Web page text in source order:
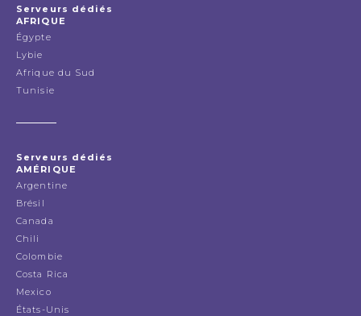
Serveurs dédiés
AFRIQUE
Égypte
Lybie
Afrique du Sud
Tunisie
Serveurs dédiés
AMÉRIQUE
Argentine
Brésil
Canada
Chili
Colombie
Costa Rica
Mexico
États-Unis